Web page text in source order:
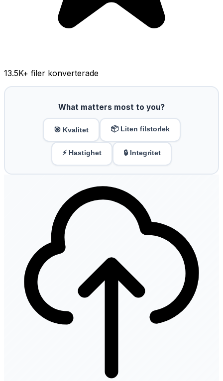
13.5K+ filer konverterade
What matters most to you?
🎯 Kvalitet 📦 Liten filstorlek
⚡ Hastighet 🔒 Integritet